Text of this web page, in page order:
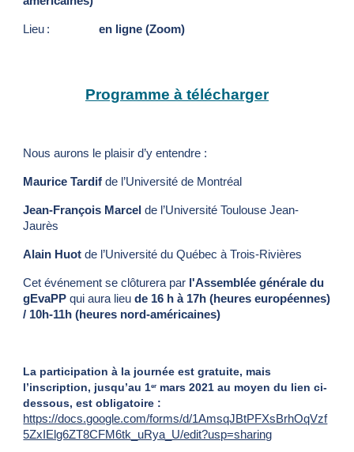
Lieu : en ligne (Zoom)
Programme à télécharger
Nous aurons le plaisir d’y entendre :
Maurice Tardif de l’Université de Montréal
Jean-François Marcel de l’Université Toulouse Jean-
Jaurès
Alain Huot de l’Université du Québec à Trois-Rivières
Cet événement se clôturera par l'Assemblée générale du
gEvaPP qui aura lieu de 16 h à 17h (heures européennes)
/ 10h-11h (heures nord-américaines)
La participation à la journée est gratuite, mais
l’inscription, jusqu’au 1er mars 2021 au moyen du lien ci-
dessous, est obligatoire :
https://docs.google.com/forms/d/1AmsqJBtPFXsBrhOqVzf
5ZxIElg6ZT8CFM6tk_uRya_U/edit?usp=sharing